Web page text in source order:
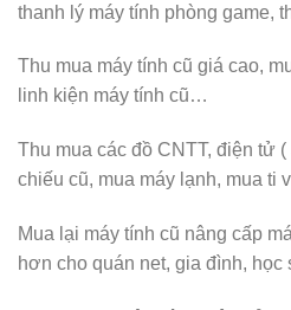
thanh lý máy tính phòng game,
Thu mua máy tính cũ giá cao,
linh kiện máy tính cũ…
Thu mua các đồ CNTT, điện tử
chiếu cũ, mua máy lạnh, mua
Mua lại máy tính cũ nâng cấp
hơn cho quán net, gia đình,